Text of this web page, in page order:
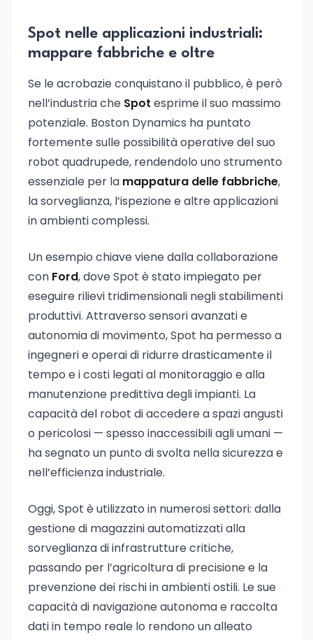
Spot nelle applicazioni industriali:
mappare fabbriche e oltre
Se le acrobazie conquistano il pubblico, è però
nell’industria che Spot esprime il suo massimo
potenziale. Boston Dynamics ha puntato
fortemente sulle possibilità operative del suo
robot quadrupede, rendendolo uno strumento
essenziale per la mappatura delle fabbriche,
la sorveglianza, l’ispezione e altre applicazioni
in ambienti complessi.
Un esempio chiave viene dalla collaborazione
con Ford, dove Spot è stato impiegato per
eseguire rilievi tridimensionali negli stabilimenti
produttivi. Attraverso sensori avanzati e
autonomia di movimento, Spot ha permesso a
ingegneri e operai di ridurre drasticamente il
tempo e i costi legati al monitoraggio e alla
manutenzione predittiva degli impianti. La
capacità del robot di accedere a spazi angusti
o pericolosi — spesso inaccessibili agli umani —
ha segnato un punto di svolta nella sicurezza e
nell’efficienza industriale.
Oggi, Spot è utilizzato in numerosi settori: dalla
gestione di magazzini automatizzati alla
sorveglianza di infrastrutture critiche,
passando per l’agricoltura di precisione e la
prevenzione dei rischi in ambienti ostili. Le sue
capacità di navigazione autonoma e raccolta
dati in tempo reale lo rendono un alleato